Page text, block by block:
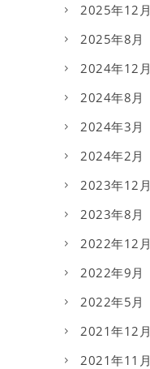
2025年12月
2025年8月
2024年12月
2024年8月
2024年3月
2024年2月
2023年12月
2023年8月
2022年12月
2022年9月
2022年5月
2021年12月
2021年11月